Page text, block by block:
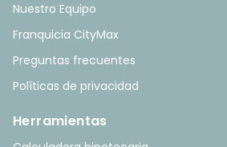
Nuestro Equipo
Franquicia CityMax
Preguntas frecuentes
Políticas de privacidad
Herramientas